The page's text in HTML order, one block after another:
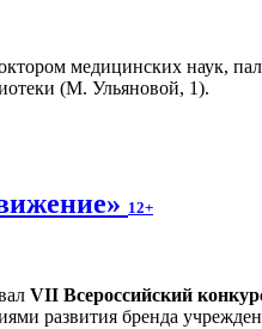
медицинских наук,
(М. Ульяновой, 1).
12+
VII Всероссийский
развития бренда